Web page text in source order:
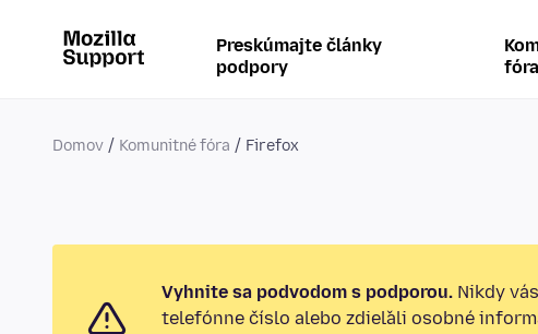
Preskúmajte články
podpory
fóra
Domov Komunitné fóra Firefox
Vyhnite sa podvodom s podporou. Nikdy
telefónne číslo alebo zdieľali osobné